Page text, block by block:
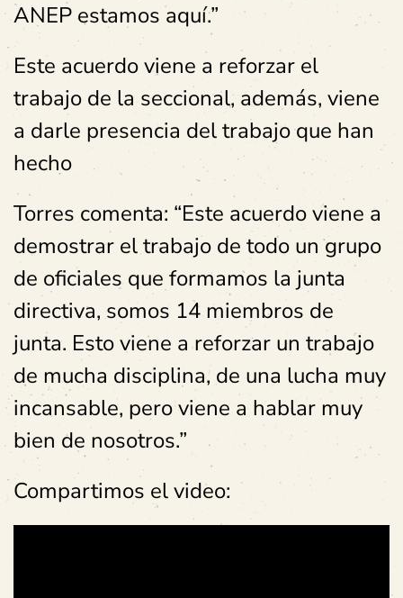
ANEP estamos aquí.”
Este acuerdo viene a reforzar el
trabajo de la seccional, además, viene
a darle presencia del trabajo que han
hecho
Torres comenta: “Este acuerdo viene a
demostrar el trabajo de todo un grupo
de oficiales que formamos la junta
directiva, somos 14 miembros de
junta. Esto viene a reforzar un trabajo
de mucha disciplina, de una lucha muy
incansable, pero viene a hablar muy
bien de nosotros.”
Compartimos el video: